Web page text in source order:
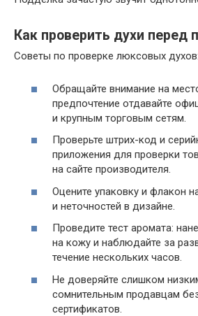
Как проверить духи перед
Советы по проверке люксовых духов:
Обращайте внимание на
предпочтение отдавайте
и крупным торговым сетям.
Проверьте штрих-код и
приложения для проверки
на сайте производителя.
Оцените упаковку и флакон
и неточностей в дизайне.
Проведите тест аромата:
на кожу и наблюдайте за
течение нескольких часов.
Не доверяйте слишком
сомнительным продавцам
сертификатов.